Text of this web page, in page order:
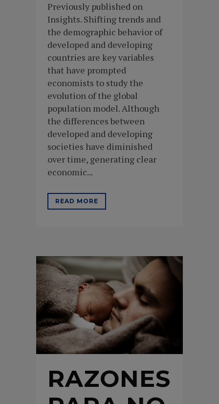
Previously published on
Insights. Shifting trends and
the demographic behavior of
developed and developing
countries are key variables
that have prompted
economists to study the
evolution of the global
population model. Although
the differences between
developed and developing
societies have diminished
over time, generating clear
economic...
READ MORE
RAZONES